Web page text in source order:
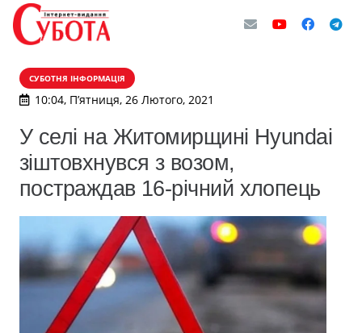
СУБОТНЯ ІНФОРМАЦІЯ
10:04, П’ятниця, 26 Лютого, 2021
У селі на Житомирщині Hyundai
зіштовхнувся з возом,
постраждав 16-річний хлопець